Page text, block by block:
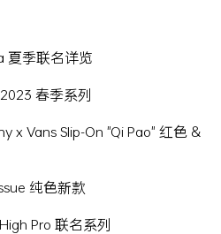
夏季联名详览
春季系列
x Vans Slip-On "Qi Pao" 红色 &
纯色新款
Pro 联名系列